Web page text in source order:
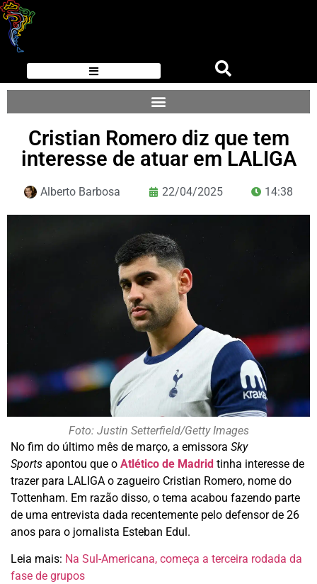
Cristian Romero diz que tem
interesse de atuar em LALIGA
Alberto Barbosa 22/04/2025 14:38
Foto: Justin Setterfield/Getty Images
No fim do último mês de março, a emissora Sky
Sports apontou que o Atlético de Madrid tinha interesse de
trazer para LALIGA o zagueiro Cristian Romero, nome do
Tottenham. Em razão disso, o tema acabou fazendo parte
de uma entrevista dada recentemente pelo defensor de 26
anos para o jornalista Esteban Edul.
Leia mais: Na Sul-Americana, começa a terceira rodada da
fase de grupos